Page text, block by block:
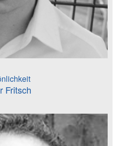
Fritsch